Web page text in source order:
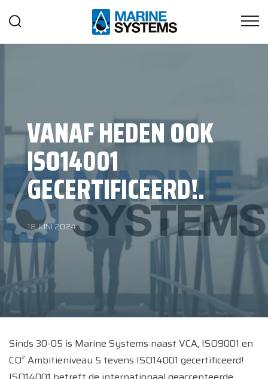
VANAF HEDEN OOK
ISO14001
GECERTIFICEERD!.
18 JUNI 2024
Sinds 30-05 is Marine Systems naast VCA, ISO9001 en
CO² Ambitieniveau 5 tevens ISO14001 gecertificeerd!